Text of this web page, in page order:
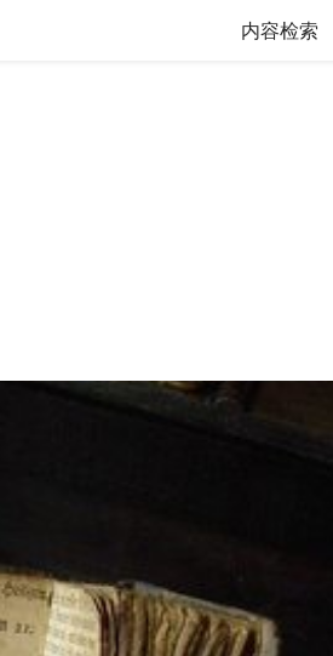
内容检索